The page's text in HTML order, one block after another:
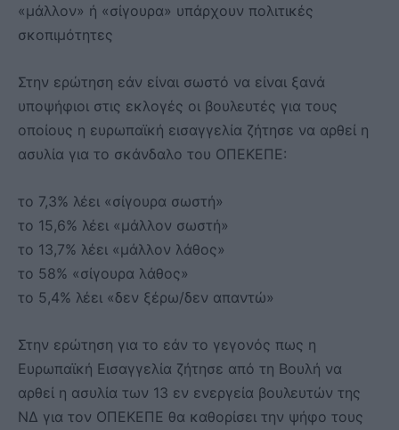
«μάλλον» ή «σίγουρα» υπάρχουν πολιτικές
σκοπιμότητες
Στην ερώτηση εάν είναι σωστό να είναι ξανά
υποψήφιοι στις εκλογές οι βουλευτές για τους
οποίους η ευρωπαϊκή εισαγγελία ζήτησε να αρθεί η
ασυλία για το σκάνδαλο του ΟΠΕΚΕΠΕ:
το 7,3% λέει «σίγουρα σωστή»
το 15,6% λέει «μάλλον σωστή»
το 13,7% λέει «μάλλον λάθος»
το 58% «σίγουρα λάθος»
το 5,4% λέει «δεν ξέρω/δεν απαντώ»
Στην ερώτηση για το εάν το γεγονός πως η
Ευρωπαϊκή Εισαγγελία ζήτησε από τη Βουλή να
αρθεί η ασυλία των 13 εν ενεργεία βουλευτών της
ΝΔ για τον ΟΠΕΚΕΠΕ θα καθορίσει την ψήφο τους